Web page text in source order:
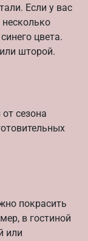
Если у вас
цвета.
шторой.
сезона
покрасить
в гостиной
или